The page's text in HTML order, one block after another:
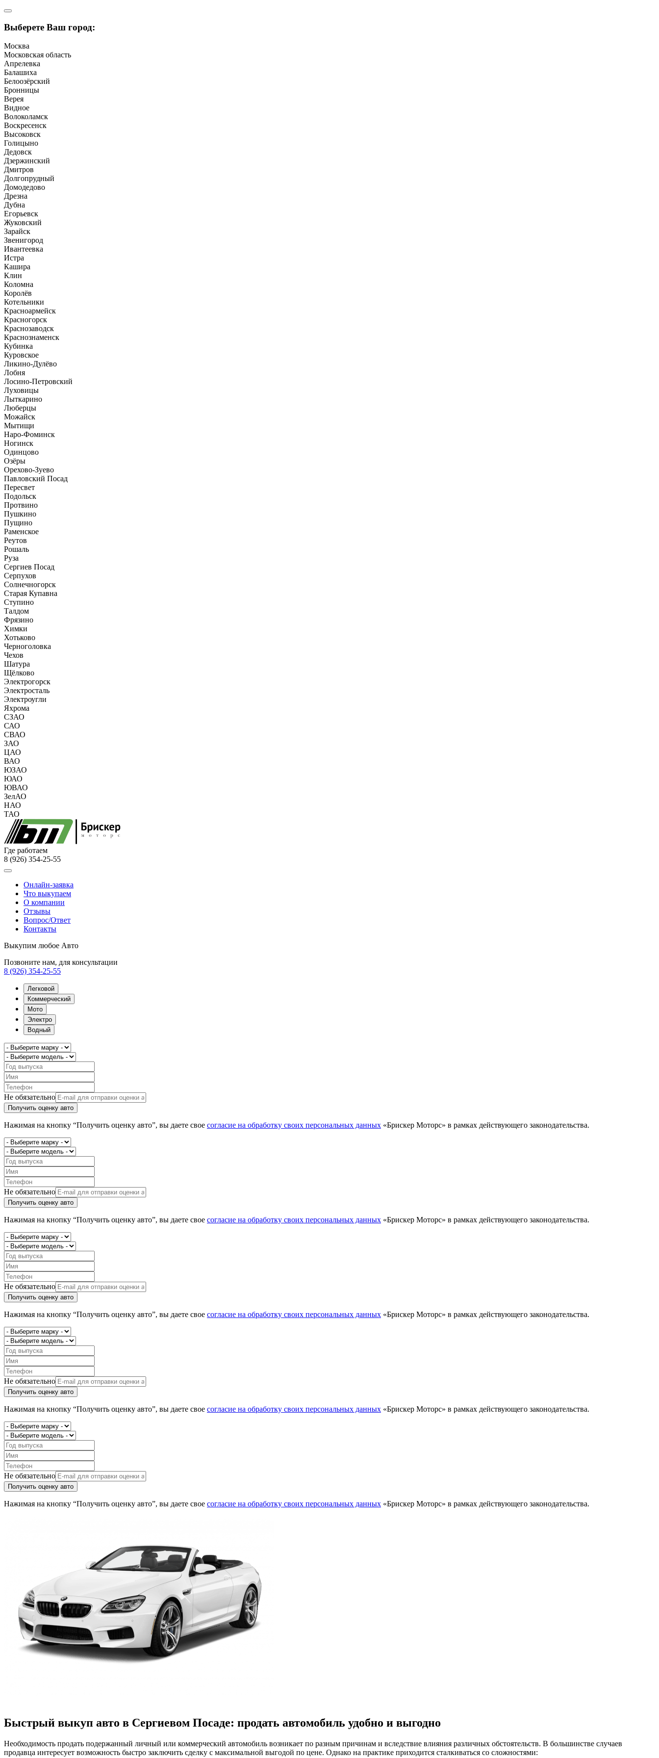
Выберете Ваш город:
Москва
Московская область
Апрелевка
Балашиха
Белоозёрский
Бронницы
Верея
Видное
Волоколамск
Воскресенск
Высоковск
Голицыно
Дедовск
Дзержинский
Дмитров
Долгопрудный
Домодедово
Дрезна
Дубна
Егорьевск
Жуковский
Зарайск
Звенигород
Ивантеевка
Истра
Кашира
Клин
Коломна
Королёв
Котельники
Красноармейск
Красногорск
Краснозаводск
Краснознаменск
Кубинка
Куровское
Ликино-Дулёво
Лобня
Лосино-Петровский
Луховицы
Лыткарино
Люберцы
Можайск
Мытищи
Наро-Фоминск
Ногинск
Одинцово
Озёры
Орехово-Зуево
Павловский Посад
Пересвет
Подольск
Протвино
Пушкино
Пущино
Раменское
Реутов
Рошаль
Руза
Сергиев Посад
Серпухов
Солнечногорск
Старая Купавна
Ступино
Талдом
Фрязино
Химки
Хотьково
Черноголовка
Чехов
Шатура
Щёлково
Электрогорск
Электросталь
Электроугли
Яхрома
СЗАО
САО
СВАО
ЗАО
ЦАО
ВАО
ЮЗАО
ЮАО
ЮВАО
ЗелАО
НАО
ТАО
Где работаем
8 (926) 354-25-55
Онлайн-заявка
Что выкупаем
О компании
Отзывы
Вопрос/Ответ
Контакты
Выкупим любое Авто
Позвоните нам, для консультации
8 (926) 354-25-55
Легковой
Коммерческий
Мото
Электро
Водный
Не обязательно
Получить оценку авто
Нажимая на кнопку “Получить оценку авто”, вы даете свое согласие на обработку своих персональных данных «Брискер Моторс» в рамках действующего законодательства.
Не обязательно
Получить оценку авто
Нажимая на кнопку “Получить оценку авто”, вы даете свое согласие на обработку своих персональных данных «Брискер Моторс» в рамках действующего законодательства.
Не обязательно
Получить оценку авто
Нажимая на кнопку “Получить оценку авто”, вы даете свое согласие на обработку своих персональных данных «Брискер Моторс» в рамках действующего законодательства.
Не обязательно
Получить оценку авто
Нажимая на кнопку “Получить оценку авто”, вы даете свое согласие на обработку своих персональных данных «Брискер Моторс» в рамках действующего законодательства.
Не обязательно
Получить оценку авто
Нажимая на кнопку “Получить оценку авто”, вы даете свое согласие на обработку своих персональных данных «Брискер Моторс» в рамках действующего законодательства.
Быстрый выкуп авто в Сергиевом Посаде: продать автомобиль удобно и выгодно
Необходимость продать подержанный личный или коммерческий автомобиль возникает по разным причинам и вследствие влияния различных обстоятельств. В большинстве случаев
продавца интересует возможность быстро заключить сделку с максимальной выгодой по цене. Однако на практике приходится сталкиваться со сложностями: